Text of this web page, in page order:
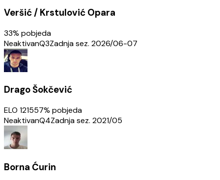
Veršić / Krstulović Opara
33% pobjeda
NeaktivanQ3Zadnja sez. 2026/06-07
Drago Šokčević
ELO 121557% pobjeda
NeaktivanQ4Zadnja sez. 2021/05
Borna Ćurin